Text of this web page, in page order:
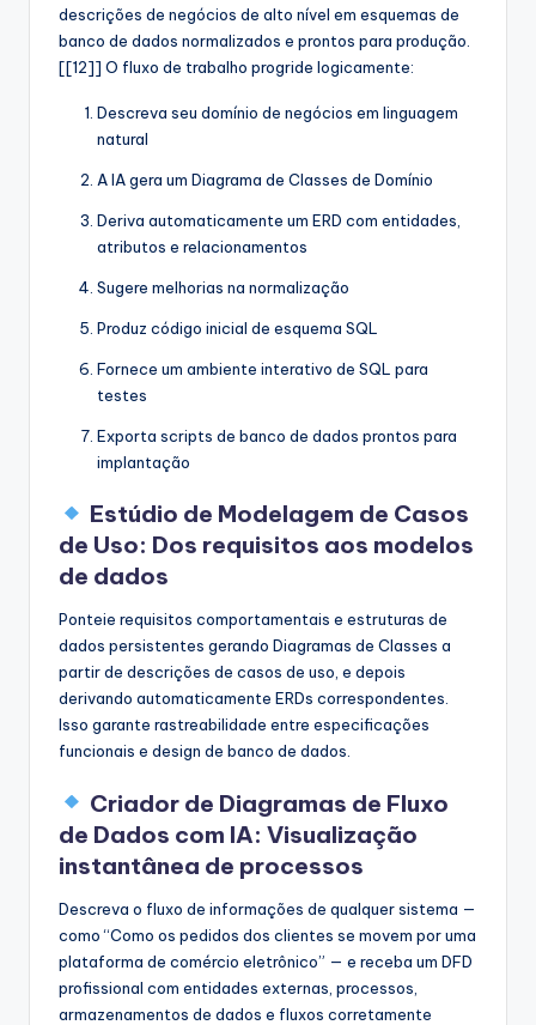
descrições de negócios de alto nível em esquemas de
banco de dados normalizados e prontos para produção.
[[12]] O fluxo de trabalho progride logicamente:
Descreva seu domínio de negócios em linguagem
natural
A IA gera um Diagrama de Classes de Domínio
Deriva automaticamente um ERD com entidades,
atributos e relacionamentos
Sugere melhorias na normalização
Produz código inicial de esquema SQL
Fornece um ambiente interativo de SQL para
testes
Exporta scripts de banco de dados prontos para
implantação
Estúdio de Modelagem de Casos
de Uso: Dos requisitos aos modelos
de dados
Ponteie requisitos comportamentais e estruturas de
dados persistentes gerando Diagramas de Classes a
partir de descrições de casos de uso, e depois
derivando automaticamente ERDs correspondentes.
Isso garante rastreabilidade entre especificações
funcionais e design de banco de dados.
Criador de Diagramas de Fluxo
de Dados com IA: Visualização
instantânea de processos
Descreva o fluxo de informações de qualquer sistema —
como “Como os pedidos dos clientes se movem por uma
plataforma de comércio eletrônico” — e receba um DFD
profissional com entidades externas, processos,
armazenamentos de dados e fluxos corretamente